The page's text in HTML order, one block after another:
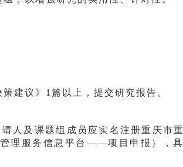
建议》1篇以上，提交研究报告。
人及课题组成员应实名注册重庆市
理服务信息平台 ——项目申报），